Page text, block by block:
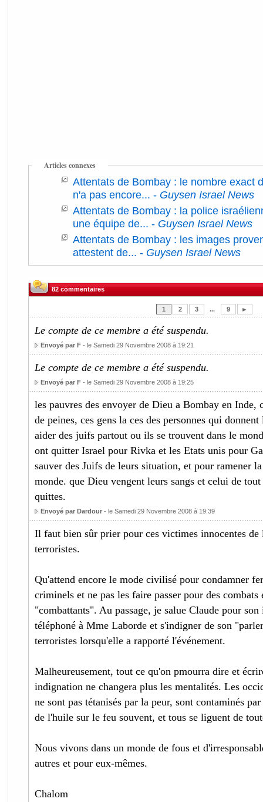
Articles connexes
Attentats de Bombay : le nombre exact
n'a pas encore... - Guysen Israel News
Attentats de Bombay : la police
une équipe de... - Guysen Israel News
Attentats de Bombay : les images
attestent de... - Guysen Israel News
82 commentaires
1 2 3 ... 9 ►
Le compte de ce membre a été suspendu.
Envoyé par F- le Samedi 29 Novembre 2008 à 19:21
Le compte de ce membre a été suspendu.
Envoyé par F- le Samedi 29 Novembre 2008 à 19:25
les pauvres des envoyer de Dieu a Bombay en Inde,
de peines, ces gens la ces des personnes qui
aider des juifs partout ou ils se trouvent dans le
ont quitter Israel pour Rivka et les Etats unis pour
sauver des Juifs de leurs situation, et pour ramener
monde. que Dieu vengent leurs sangs et celui de
quittes.
Envoyé par Dardour- le Samedi 29 Novembre 2008 à 19:39
Il faut bien sûr prier pour ces victimes innocentes
terroristes.
Qu'attend encore le mode civilisé pour condamner
criminels et ne pas les faire passer pour des combats
"combattants". Au passage, je salue Claude pour
téléphoné à Mme Laborde et s'indigner de son
terroristes lorsqu'elle a rapporté l'événement.
Malheureusement, tout ce qu'on pmourra dire et
indignation ne changera plus les mentalités. Les
ne sont pas tétanisés par la peur, sont contaminés
de l'huile sur le feu souvent, et tous se liguent de
Nous vivons dans un monde de fous et
autres et pour eux-mêmes.
Chalom